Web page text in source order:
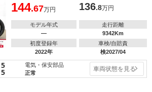
144.67万円 136.8万円
モデル年式
―
走行距離
9342Km
初度登録年
2022年
車検/自賠責
検2027/04
5
5
電気・保安部品
正常
車両状態を見る